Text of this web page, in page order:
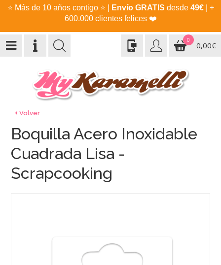
⭐ Más de 10 años contigo ⭐ Envío GRATIS desde 49€| +
600.000 clientes felices ❤️
0
0,00€
Volver
Boquilla Acero Inoxidable
Cuadrada Lisa -
Scrapcooking